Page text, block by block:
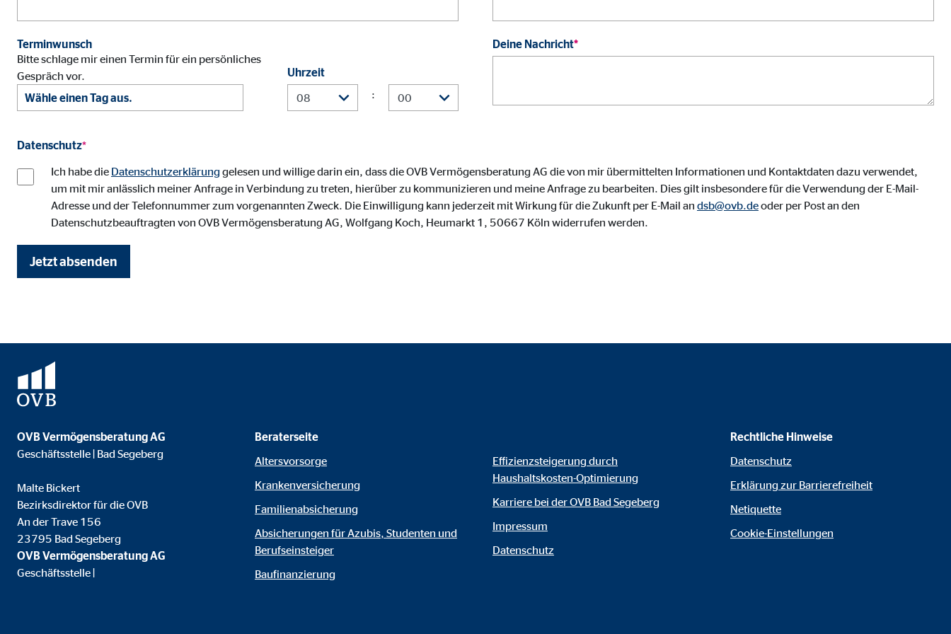
Terminwunsch
Bitte schlage mir einen Termin für ein persönliches
Gespräch vor.
Uhrzeit
:
Deine Nachricht*
Datenschutz*
Ich habe die Datenschutzerklärung gelesen und willige darin ein, dass die OVB Vermögensberatung AG die von mir übermittelten Informationen und Kontaktdaten dazu verwendet,
um mit mir anlässlich meiner Anfrage in Verbindung zu treten, hierüber zu kommunizieren und meine Anfrage zu bearbeiten. Dies gilt insbesondere für die Verwendung der E-Mail-
Adresse und der Telefonnummer zum vorgenannten Zweck. Die Einwilligung kann jederzeit mit Wirkung für die Zukunft per E-Mail an dsb@ovb.deoder per Post an den
Datenschutzbeauftragten von OVB Vermögensberatung AG, Wolfgang Koch, Heumarkt 1, 50667 Köln widerrufen werden.
Jetzt absenden
OVB Vermögensberatung AG
Geschäftsstelle | Bad Segeberg
Malte Bickert
Bezirksdirektor für die OVB
An der Trave 156
23795 Bad Segeberg
OVB Vermögensberatung AG
Geschäftsstelle |
Beraterseite
Altersvorsorge
Krankenversicherung
Familienabsicherung
Absicherungen für Azubis, Studenten und
Berufseinsteiger
Baufinanzierung
Effizienzsteigerung durch
Haushaltskosten-Optimierung
Karriere bei der OVB Bad Segeberg
Impressum
Datenschutz
Rechtliche Hinweise
Datenschutz
Erklärung zur Barrierefreiheit
Netiquette
Cookie-Einstellungen
Adform | Empfänger: OVB, Adform A/S
Name: uid, C
Anbieter: Adform A/S
Externe Medien
willigen Sie auch in die mögliche Übermittlung Ihrer Daten an Dienste in datenschutzrechtlich sogenannten Drittländern durch den Anbieter ein.
YouTube | Empfänger: OVB, Google Ireland Ltd.
youtube
Anbieter: Google Ireland Ltd.
Zweck: Einbinden von Videos
Cookie Laufzeit: